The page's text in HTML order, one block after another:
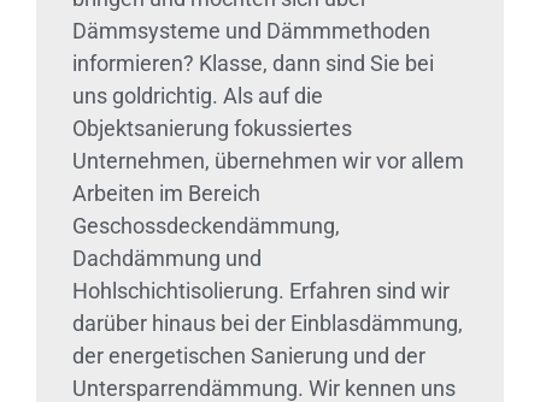
Dämmsysteme und Dämmmethoden
informieren? Klasse, dann sind Sie bei
uns goldrichtig. Als auf die
Objektsanierung fokussiertes
Unternehmen, übernehmen wir vor allem
Arbeiten im Bereich
Geschossdeckendämmung,
Dachdämmung und
Hohlschichtisolierung. Erfahren sind wir
darüber hinaus bei der Einblasdämmung,
der energetischen Sanierung und der
Untersparrendämmung. Wir kennen uns